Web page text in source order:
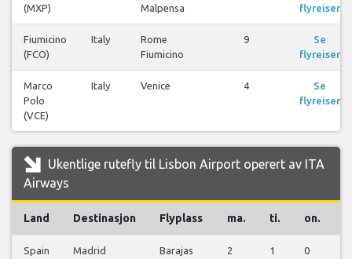
(MXP)
Malpensa
flyreiser
Fiumicino
(FCO)
Italy
Rome
Fiumicino
9
Se
flyreiser
Marco
Polo
(VCE)
Italy Venice 4
Se
flyreiser
Ukentlige rutefly til Lisbon Airport operert av ITA
Airways
Land Destinasjon Flyplass ma. ti. on.
Spain Madrid
Barajas
2 1 0